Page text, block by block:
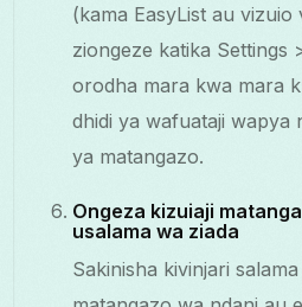
(kama EasyList au vizuio
ziongeze katika Settings
orodha mara kwa mara
dhidi ya wafuataji wapya
ya matangazo.
Ongeza kizuiaji
usalama wa ziada
Sakinisha kivinjari